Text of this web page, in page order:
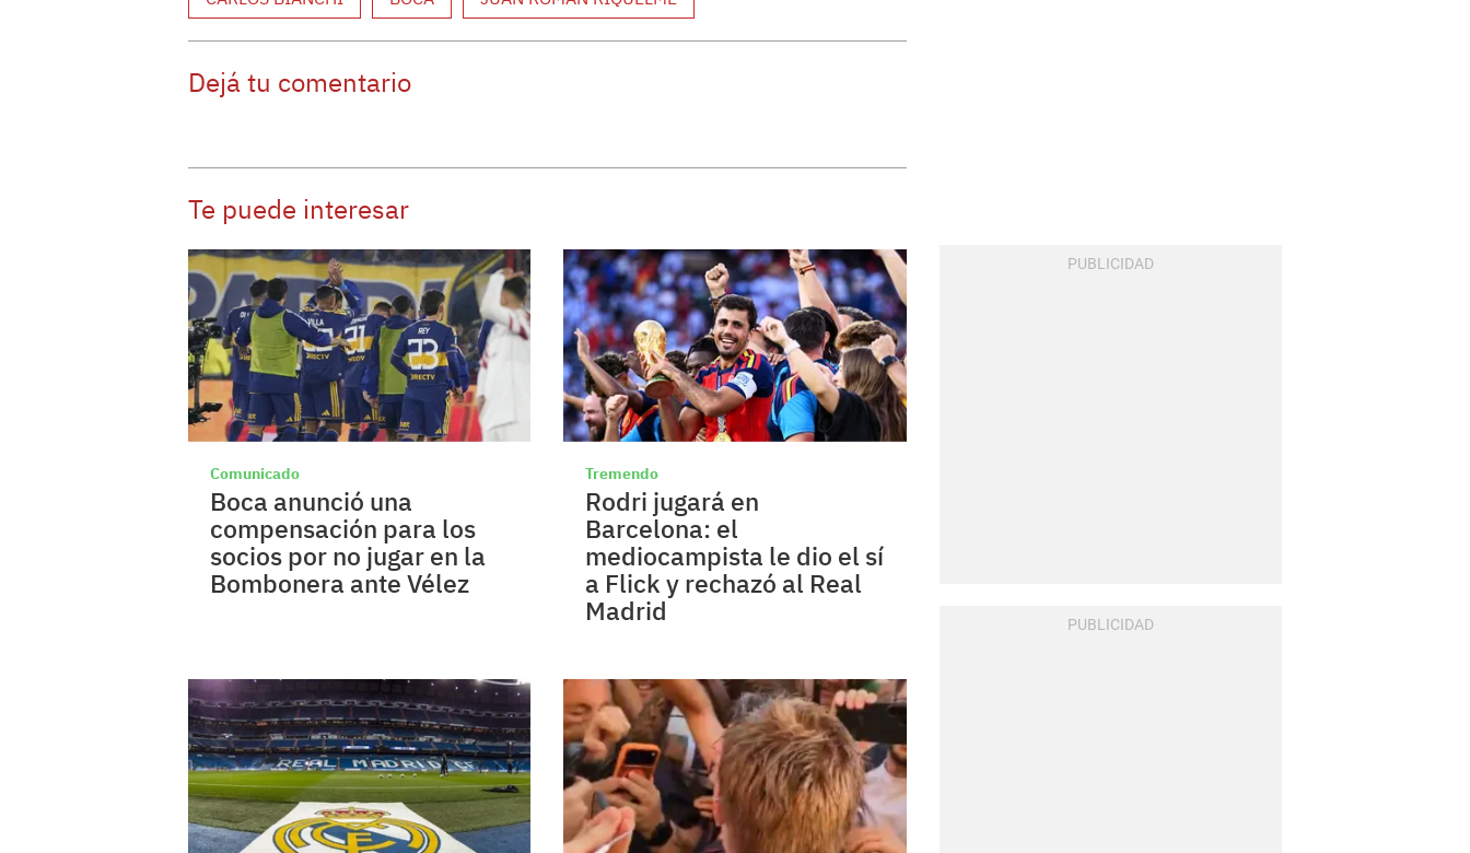
Dejá tu comentario
Te puede interesar
Comunicado
Boca anunció una
compensación para los
socios por no jugar en la
Bombonera ante Vélez
Tremendo
Rodri jugará en
Barcelona: el
mediocampista le dio el sí
a Flick y rechazó al Real
Madrid